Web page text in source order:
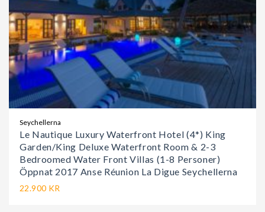
Seychellerna
Le Nautique Luxury Waterfront Hotel (4*) King
Garden/King Deluxe Waterfront Room & 2-3
Bedroomed Water Front Villas (1-8 Personer)
Öppnat 2017 Anse Réunion La Digue Seychellerna
22.900 KR